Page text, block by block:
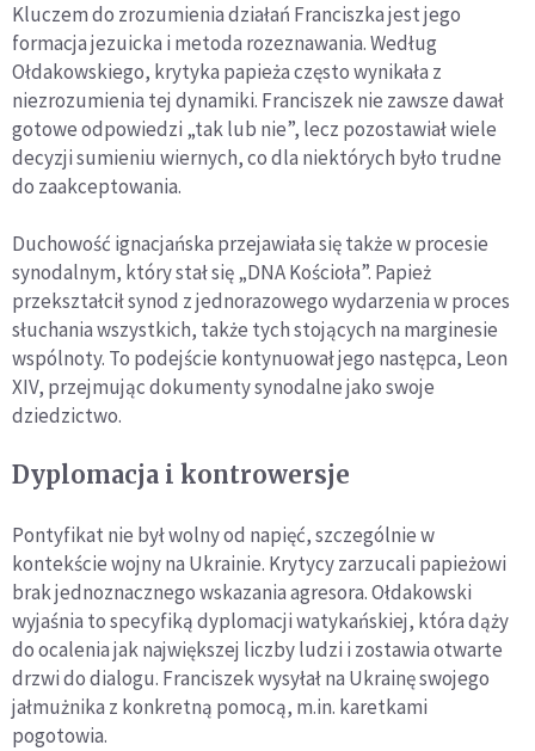
Kluczem do zrozumienia działań Franciszka jest jego
formacja jezuicka i metoda rozeznawania. Według
Ołdakowskiego, krytyka papieża często wynikała z
niezrozumienia tej dynamiki. Franciszek nie zawsze dawał
gotowe odpowiedzi „tak lub nie”, lecz pozostawiał wiele
decyzji sumieniu wiernych, co dla niektórych było trudne
do zaakceptowania.
Duchowość ignacjańska przejawiała się także w procesie
synodalnym, który stał się „DNA Kościoła”. Papież
przekształcił synod z jednorazowego wydarzenia w proces
słuchania wszystkich, także tych stojących na marginesie
wspólnoty. To podejście kontynuował jego następca, Leon
XIV, przejmując dokumenty synodalne jako swoje
dziedzictwo.
Dyplomacja i kontrowersje
Pontyfikat nie był wolny od napięć, szczególnie w
kontekście wojny na Ukrainie. Krytycy zarzucali papieżowi
brak jednoznacznego wskazania agresora. Ołdakowski
wyjaśnia to specyfiką dyplomacji watykańskiej, która dąży
do ocalenia jak największej liczby ludzi i zostawia otwarte
drzwi do dialogu. Franciszek wysyłał na Ukrainę swojego
jałmużnika z konkretną pomocą, m.in. karetkami
pogotowia.